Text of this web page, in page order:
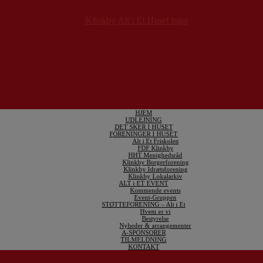
HJEM
UDLEJNING
DET SKER I HUSET
FORENINGER I HUSET
Alt i Et Friskolen
FDF Klinkby
HHT Menighedsråd
Klinkby Borgerforening
Klinkby Idrætsforening
Klinkby Lokalarkiv
ALT i ET EVENT
Kommende events
Event-Gruppen
STØTTEFORENING – Alt i Et
Hvem er vi
Bestyrelse
Nyheder & arrangementer
A-SPONSORER
TILMELDNING
KONTAKT